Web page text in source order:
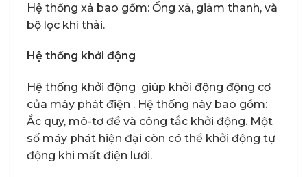
Hệ thống xả bao gồm: Ống xả, giảm thanh, và
bộ lọc khí thải.
Hệ thống khởi động
Hệ thống khởi động giúp khởi động động cơ
của máy phát điện . Hệ thống này bao gồm:
Ắc quy, mô-tơ đề và công tắc khởi động. Một
số máy phát hiện đại còn có thể khởi động tự
động khi mất điện lưới.